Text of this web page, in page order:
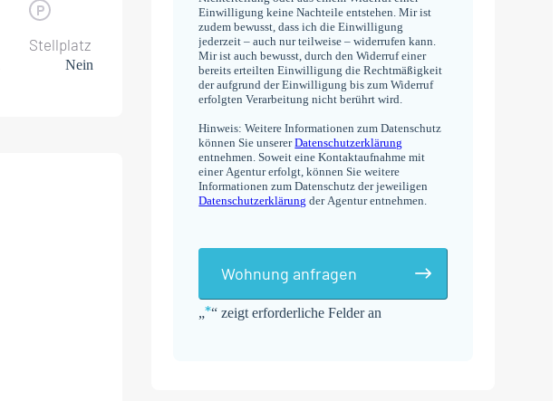
Stellplatz
Nein
„*“ zeigt erforderliche Felder an
Einwilligung keine Nachteile entstehen. Mir ist
zudem bewusst, dass ich die Einwilligung
jederzeit – auch nur teilweise – widerrufen kann.
Mir ist auch bewusst, durch den Widerruf einer
bereits erteilten Einwilligung die Rechtmäßigkeit
der aufgrund der Einwilligung bis zum Widerruf
erfolgten Verarbeitung nicht berührt wird.
Hinweis: Weitere Informationen zum Datenschutz
können Sie unsererDatenschutzerklärung
entnehmen. Soweit eine Kontaktaufnahme mit
einer Agentur erfolgt, können Sie weitere
Informationen zum Datenschutz der jeweiligen
Datenschutzerklärung der Agentur entnehmen.
Wohnung anfragen